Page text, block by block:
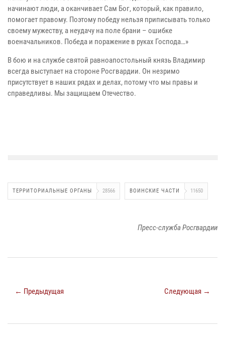
начинают люди, а оканчивает Сам Бог, который, как правило,
помогает правому. Поэтому победу нельзя приписывать только
своему мужеству, а неудачу на поле брани – ошибке
военачальников. Победа и поражение в руках Господа…»
В бою и на службе святой равноапостольный князь Владимир
всегда выступает на стороне Росгвардии. Он незримо
присутствует в наших рядах и делах, потому что мы правы и
справедливы. Мы защищаем Отечество.
ТЕРРИТОРИАЛЬНЫЕ ОРГАНЫ 28566 ВОИНСКИЕ ЧАСТИ 11650
Пресс-служба Росгвардии
← Предыдущая Следующая →